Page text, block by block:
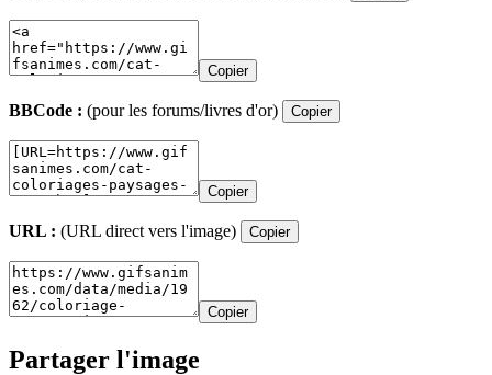
Copier
BBCode : (pour les forums/livres d'or) Copier
Copier
URL : (URL direct vers l'image) Copier
Copier
Partager l'image